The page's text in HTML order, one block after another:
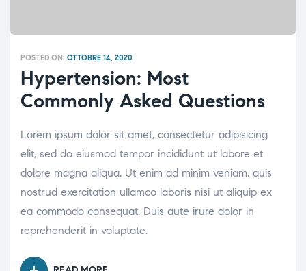
POSTED ON: OTTOBRE 14, 2020
Hypertension: Most
Commonly Asked Questions
Lorem ipsum dolor sit amet, consectetur adipisicing
elit, sed do eiusmod tempor incididunt ut labore et
dolore magna aliqua. Ut enim ad minim veniam, quis
nostrud exercitation ullamco laboris nisi ut aliquip ex
ea commodo consequat. Duis aute irure dolor in
reprehenderit in voluptate.